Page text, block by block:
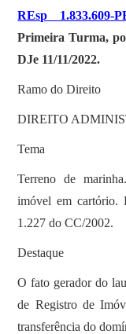
REsp 1.833.609-
Primeira Turma,
DJe 11/11/2022.
Ramo do Direito
DIREITO
Tema
Terreno de
imóvel em cartório.
1.227 do CC/2002.
Destaque
O fato gerador do
de Registro de
transferência do